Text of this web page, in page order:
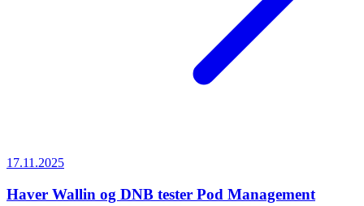
17.11.2025
Haver Wallin og DNB tester Pod Management